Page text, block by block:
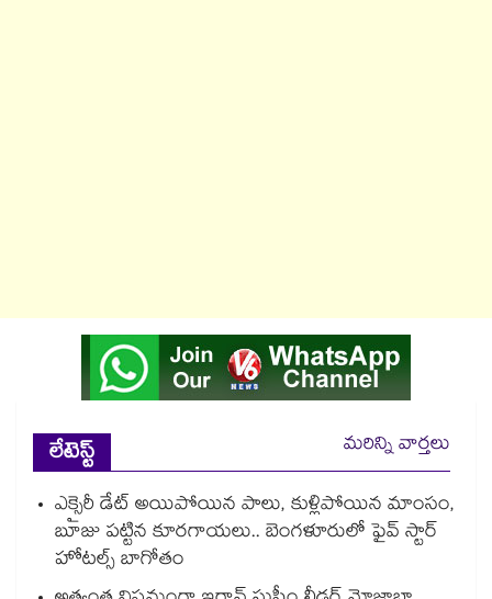
లేటెస్ట్
మరిన్ని వార్తలు
ఎక్సైరీ డేట్ అయిపోయిన పాలు, కుళ్లిపోయిన మాంసం,
బూజు పట్టిన కూరగాయలు.. బెంగళూరులో ఫైవ్ స్టార్
హోటల్స్ బాగోతం